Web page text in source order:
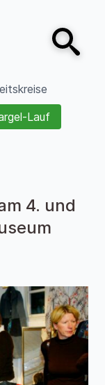
Lauf
Open
4. und